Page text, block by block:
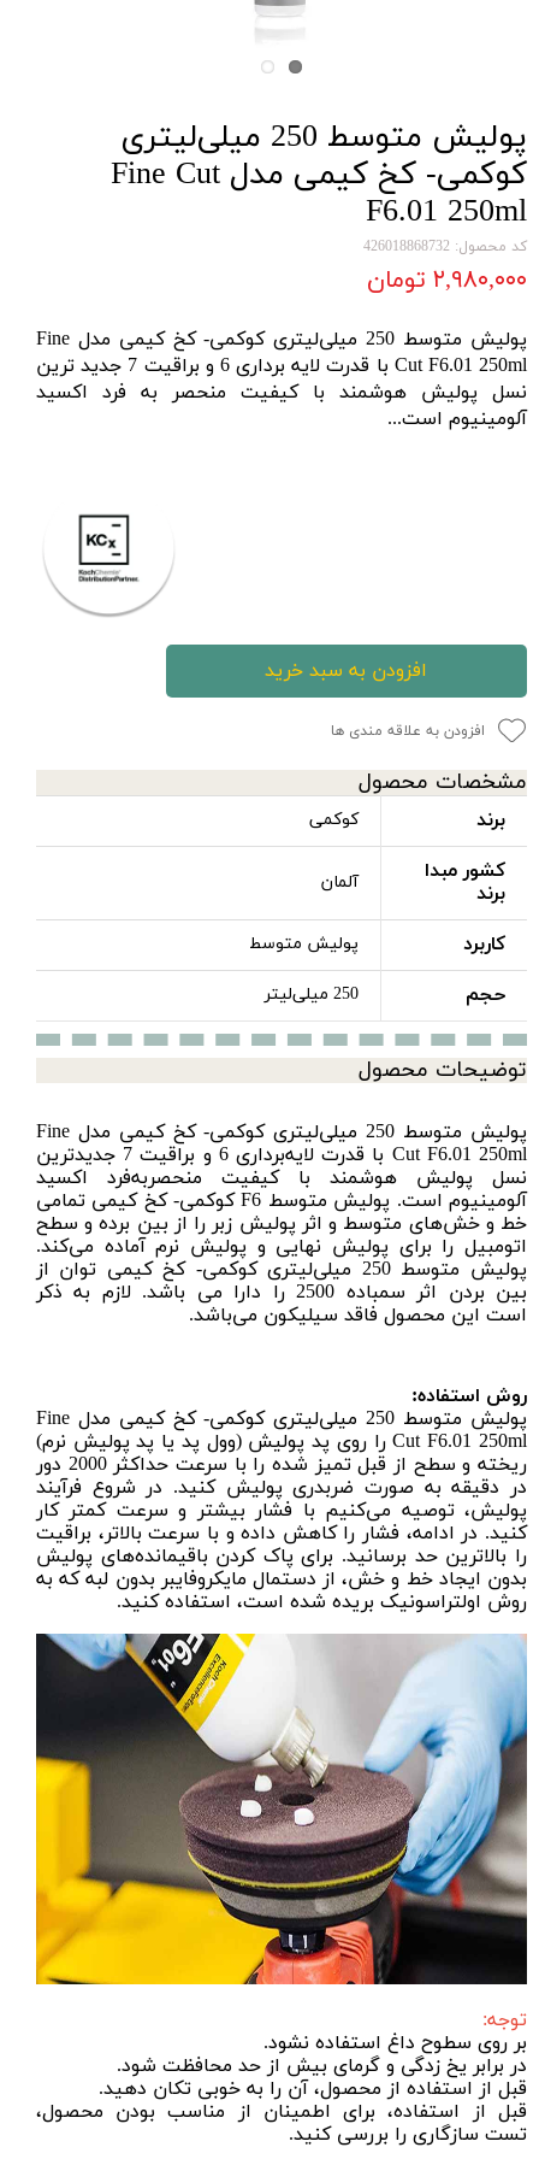
پولیش متوسط 250 میلی‌لیتری
کوکمی- کخ کیمی مدل Fine Cut
F6.01 250ml
کد محصول: 426018868732
۲,۹۸۰,۰۰۰ تومان
پولیش متوسط 250 میلی‌لیتری کوکمی- کخ کیمی مدل Fine
CutF6.01
250ml با قدرت لایه‌ برداری 6 و براقیت 7 جدید ترین
نسل پولیش هوشمند با کیفیت منحصر‌ به‌ فرد اکسید
آلومینیوم است...
افزودن به سبد خرید
افزودن به علاقه مندی ها
مشخصات محصول
برند کوکمی
کشور مبدا
برند
آلمان
کاربرد پولیش متوسط
حجم 250 میلی‌لیتر
توضیحات محصول
پولیش متوسط 250 میلی‌لیتری کوکمی- کخ کیمی مدل Fine
Cut F6.01
250ml با قدرت لایه‌برداری 6 و براقیت 7 جدیدترین
نسل پولیش هوشمند با کیفیت منحصر‌به‌فرد اکسید
آلومینیوم است. پولیش متوسط
F6 کوکمی- کخ کیمی تمامی
خط و خش‌های متوسط و اثر پولیش زبر را از بین برده و سطح
اتومبیل را برای پولیش نهایی و پولیش نرمآماده می‌کند.
پولیش متوسط 250 میلی‌لیتری کوکمی- کخ کیمی توان از
بین بردن اثر سمباده 2500 را دارا می ‌باشد. لازم به ذکر
است این محصول فاقد سیلیکون می‌باشد.
روش استفاده:
پولیش متوسط 250 میلی‌لیتری کوکمی- کخ کیمی مدل Fine
Cut F6.01 250ml را روی پد پولیش (
وول پد یا پد پولیش نرم)
ریخته و سطح از قبل تمیز شده را با سرعت حداکثر 2000 دور
در دقیقه به صورت ضربدری پولیش کنید. در شروع فرآیند
پولیش، توصیه می‌کنیم با فشار بیشتر و سرعت کمتر کار
کنید. در ادامه، فشار را کاهش داده و با سرعت بالاتر، براقیت
را بالاترین حد برسانید. برای پاک کردن باقیمانده‌های پولیش
بدون ایجاد خط و خش، از دستمال مایکروفایبر بدون لبه که به
روش اولتراسونیک بریده شده است، استفاده کنید.
توجه:
بر روی سطوح داغ استفاده نشود.
در برابر یخ زدگی و گرمای بیش از حد محافظت شود.
قبل از استفاده از محصول، آن را به خوبی تکان دهید.
قبل از استفاده، برای اطمینان از مناسب بودن محصول،
تست سازگاری را بررسی کنید.